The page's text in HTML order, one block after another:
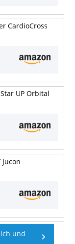
CardioCross
UP Orbital
Jucon
und